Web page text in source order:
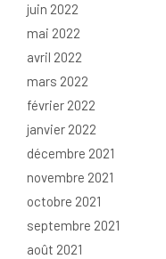
juin 2022
mai 2022
avril 2022
mars 2022
février 2022
janvier 2022
décembre 2021
novembre 2021
octobre 2021
septembre 2021
août 2021